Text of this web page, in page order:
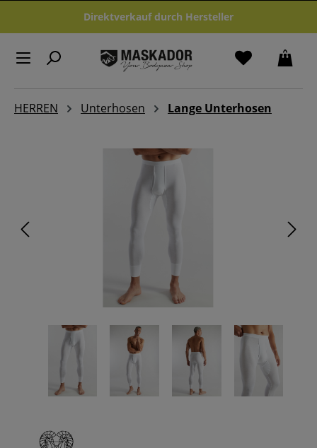
Zum Hauptinhalt springenDirektverkauf durch Hersteller
HERREN Unterhosen Lange Unterhosen